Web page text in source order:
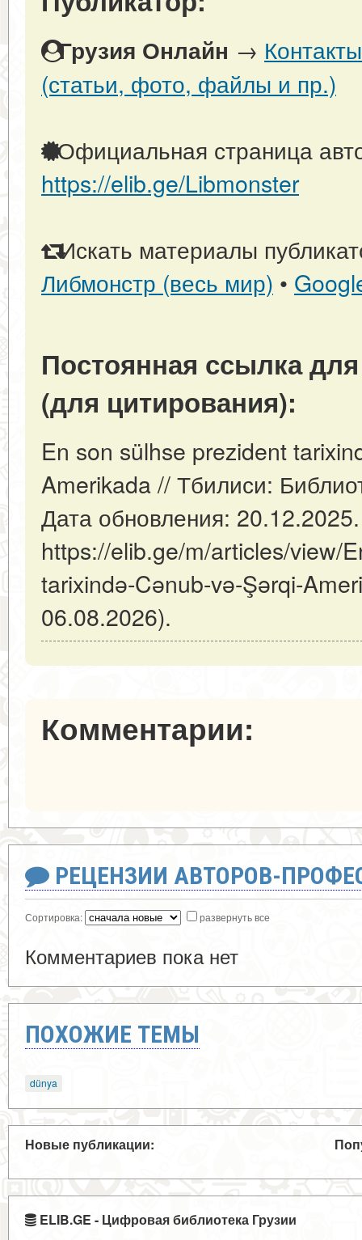
Грузия Онлайн →
(статьи, фото, файлы и пр.)
Официальная страница
https://elib.ge/Libmonster
Искать материалы
Либмонстр (весь мир) •
Постоянная ссылка
(для цитирования):
En son sülhse prezident
Amerikada // Тбилиси:
Дата обновления:
https://elib.ge/m/articles/view/
tarixində-Cənub-və-Şərqi-
06.08.2026).
Комментарии:
РЕЦЕНЗИИ АВТОРОВ-
Сортировка: развернуть все
Комментариев пока нет
ПОХОЖИЕ ТЕМЫ
dünya
Новые публикации:
ELIB.GE - Цифровая библиотека Грузии